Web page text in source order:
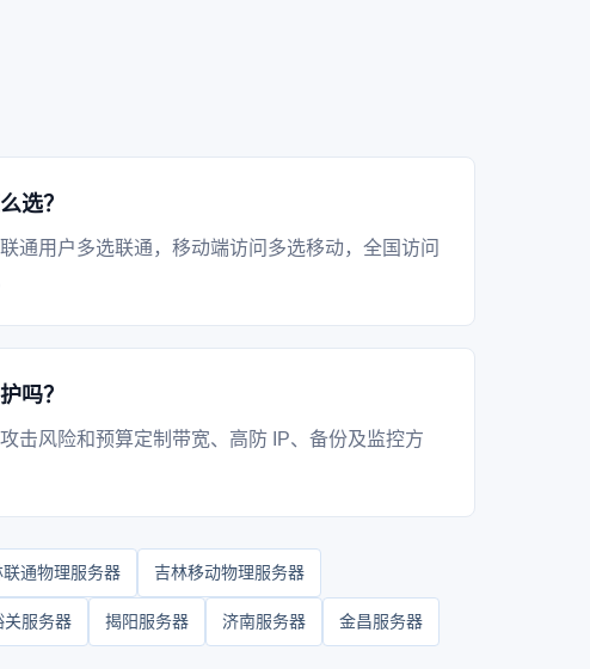
选？
通用户多选联通，移动端访问多选移动，全国访问
吗？
击风险和预算定制带宽、高防 IP、备份及监控方
联通物理服务器 吉林移动物理服务器
关服务器 揭阳服务器 济南服务器 金昌服务器